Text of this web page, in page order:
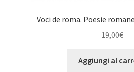
Voci de roma. Poesie
19,00€
Aggiungi al